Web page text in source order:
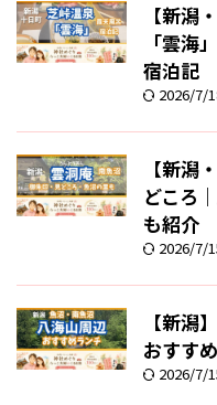
【新潟
「雲海
宿泊記
2026/7/
【新潟
どころ
も紹介
2026/7/
【新潟
おすす
2026/7/